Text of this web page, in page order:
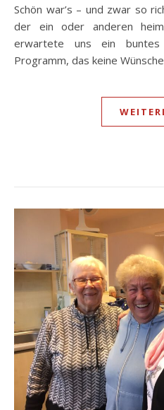
Schön war’s – und zwar so
der ein oder anderen
erwartete uns ein buntes
Programm, das keine